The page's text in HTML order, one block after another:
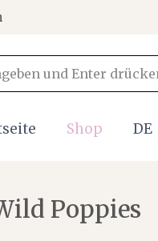
Shop DE
Poppies